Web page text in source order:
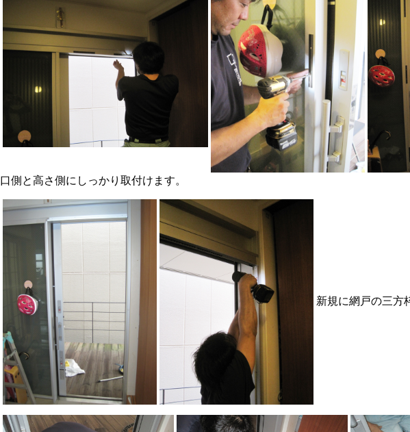
口側と高さ側にしっかり取付けます。
新規に網戸の三方